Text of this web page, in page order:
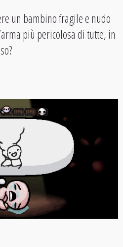
un bambino fragile e nudo
più pericolosa di tutte, in